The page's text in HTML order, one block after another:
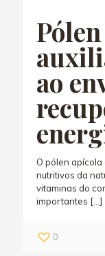
ao
O pólen
nutritivos da
vitaminas do
importantes […]
0